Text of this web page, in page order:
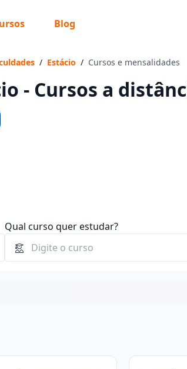
Blog
te guiar no caminho ideal para seus estudos
/ Estácio / Cursos e mensalidades
- Cursos a
Qual curso quer estudar?